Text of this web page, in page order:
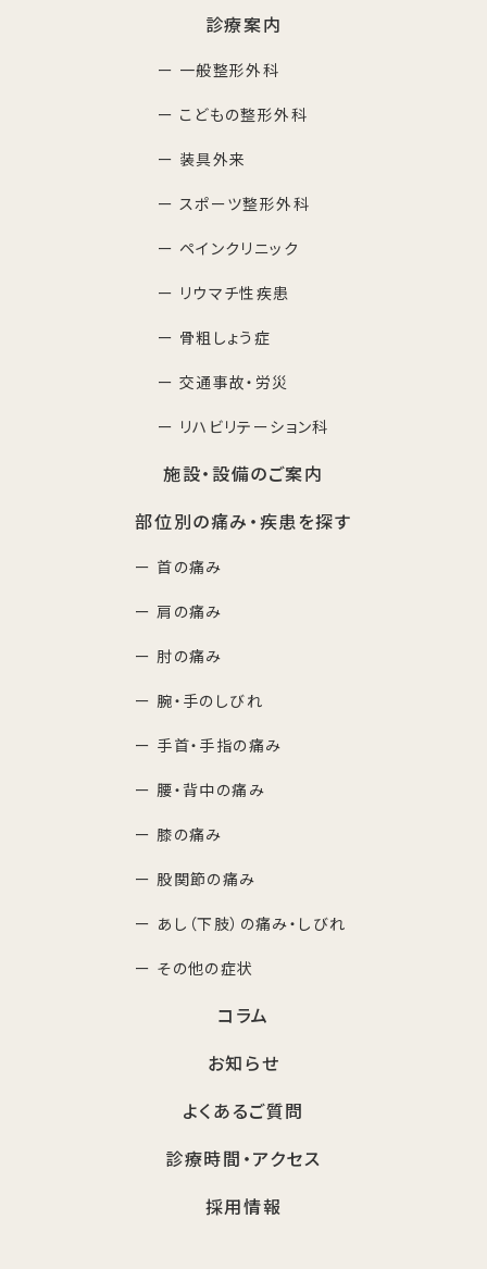
診療案内
ー 一般整形外科
ー こどもの整形外科
ー 装具外来
ー スポーツ整形外科
ー ペインクリニック
ー リウマチ性疾患
ー 骨粗しょう症
ー 交通事故・労災
ー リハビリテーション科
施設・設備のご案内
部位別の痛み・疾患を探す
ー 首の痛み
ー 肩の痛み
ー 肘の痛み
ー 腕・手のしびれ
ー 手首・手指の痛み
ー 腰・背中の痛み
ー 膝の痛み
ー 股関節の痛み
ー あし（下肢）の痛み・しびれ
ー その他の症状
コラム
お知らせ
よくあるご質問
診療時間・アクセス
採用情報